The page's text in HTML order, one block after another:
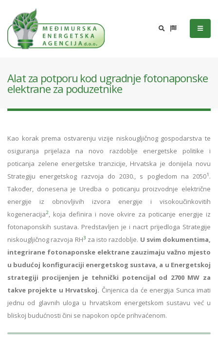
Alat za potporu kod ugradnje fotonaponske
elektrane za poduzetnike
Kao korak prema ostvarenju vizije niskougljičnog gospodarstva te
osiguranja prijelaza na novo razdoblje energetske politike i
poticanja zelene energetske tranzicije, Hrvatska je donijela novu
Strategiju energetskog razvoja do 2030., s pogledom na 20501 .
Također, donesena je Uredba o poticanju proizvodnje električne
energije iz obnovljivih izvora energije i visokoučinkovitih
kogeneracija2, koja definira i nove okvire za poticanje energije iz
fotonaponskih sustava. Predstavljen je i nacrt prijedloga Strategije
niskougljičnog razvoja RH3 za isto razdoblje. U svim dokumentima,
integrirane fotonaponske elektrane zauzimaju važno mjesto
u budućoj konfiguraciji energetskog sustava, a u Energetskoj
strategiji procijenjen je tehnički potencijal od 2700 MW za
takve projekte u Hrvatskoj. Činjenica da će energija Sunca imati
jednu od glavnih uloga u hrvatskom energetskom sustavu već u
bliskoj budućnosti čini se napokon opće prihvaćenom.